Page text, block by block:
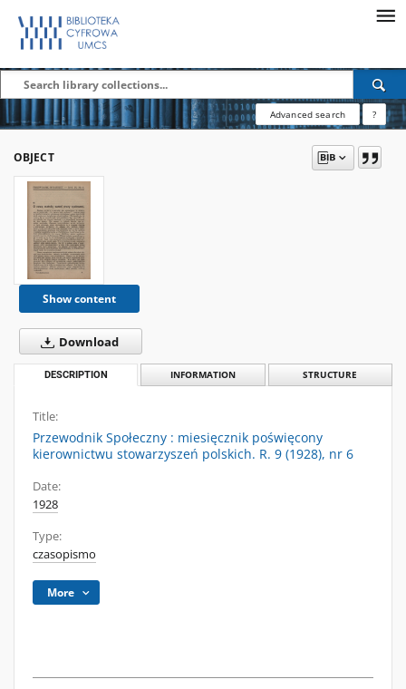
Advanced search ?
OBJECT
Show content
Download
DESCRIPTION INFORMATION STRUCTURE
Title:
Przewodnik Społeczny : miesięcznik poświęcony
kierownictwu stowarzyszeń polskich. R. 9 (1928), nr 6
Date:
1928
Type:
czasopismo
More